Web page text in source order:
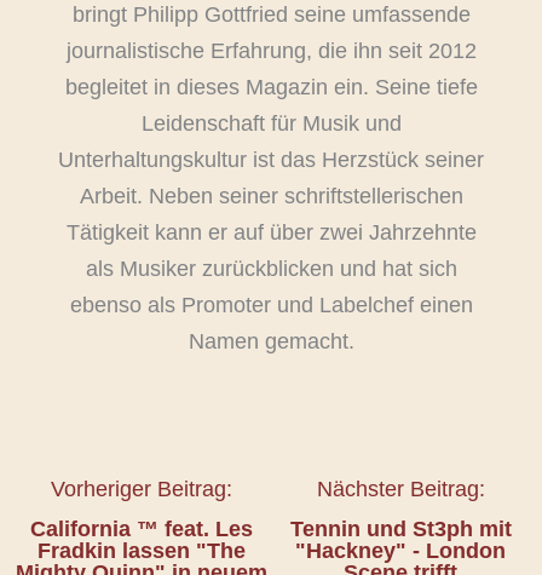
bringt Philipp Gottfried seine umfassende
journalistische Erfahrung, die ihn seit 2012
begleitet in dieses Magazin ein. Seine tiefe
Leidenschaft für Musik und
Unterhaltungskultur ist das Herzstück seiner
Arbeit. Neben seiner schriftstellerischen
Tätigkeit kann er auf über zwei Jahrzehnte
als Musiker zurückblicken und hat sich
ebenso als Promoter und Labelchef einen
Namen gemacht.
Vorheriger Beitrag:
California ™ feat. Les
Fradkin lassen "The
Nächster Beitrag:
Tennin und St3ph mit
"Hackney" - London